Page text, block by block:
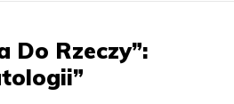
Do Rzeczy”: